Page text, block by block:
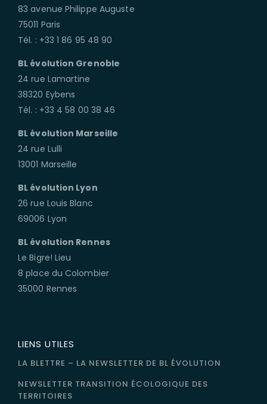
83 avenue Philippe Auguste
75011 Paris
Tél. : +33 1 86 95 48 90
BL évolution Grenoble
24 rue Lamartine
38320 Eybens
Tél. : +33 4 58 00 38 46
BL évolution Marseille
24 rue Lulli
13001 Marseille
BL évolution Lyon
26 rue Louis Blanc
69006 Lyon
BL évolution Rennes
Le Bigre! Lieu
8 place du Colombier
35000 Rennes
LIENS UTILES
LA BLETTRE – LA NEWSLETTER DE BL ÉVOLUTION
NEWSLETTER TRANSITION ÉCOLOGIQUE DES
TERRITOIRES